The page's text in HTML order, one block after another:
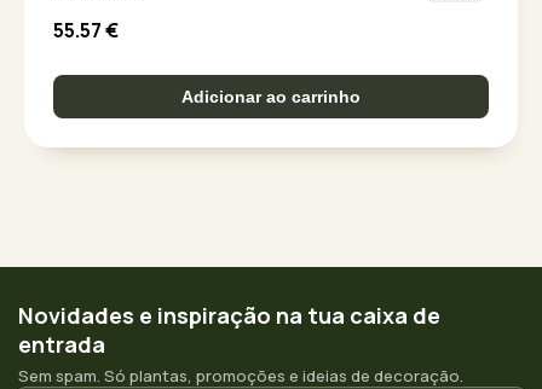
55.57€
Adicionar ao carrinho
Novidades e inspiração na tua caixa de
entrada
Sem spam. Só plantas, promoções e ideias de decoração.